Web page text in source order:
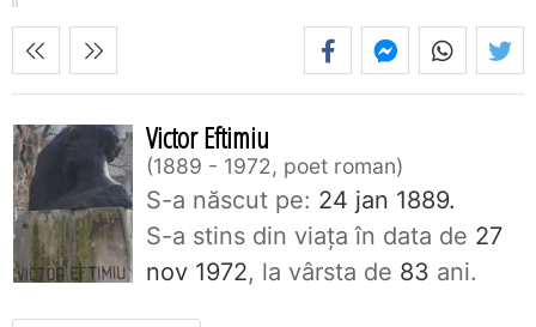
Victor Eftimiu
1889 - 1972, poet roman
S-a născut pe: 24 jan 1889.
S-a stins din viaţa în data de 27
nov 1972, la vârsta de 83 ani.